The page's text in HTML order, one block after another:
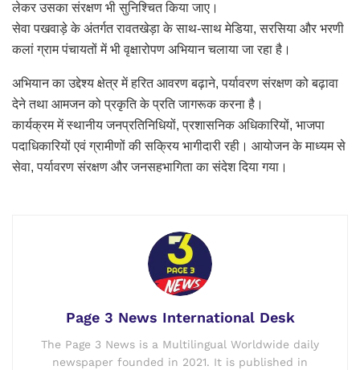
लेकर उसका संरक्षण भी सुनिश्चित किया जाए।
सेवा पखवाड़े के अंतर्गत रावतखेड़ा के साथ-साथ मेडिया, सरसिया और भरणी
कलां ग्राम पंचायतों में भी वृक्षारोपण अभियान चलाया जा रहा है।
अभियान का उद्देश्य क्षेत्र में हरित आवरण बढ़ाने, पर्यावरण संरक्षण को बढ़ावा
देने तथा आमजन को प्रकृति के प्रति जागरूक करना है।
कार्यक्रम में स्थानीय जनप्रतिनिधियों, प्रशासनिक अधिकारियों, भाजपा
पदाधिकारियों एवं ग्रामीणों की सक्रिय भागीदारी रही। आयोजन के माध्यम से
सेवा, पर्यावरण संरक्षण और जनसहभागिता का संदेश दिया गया।
Page 3 News International Desk
The Page 3 News is a Multilingual Worldwide daily
newspaper founded in 2021. It is published in